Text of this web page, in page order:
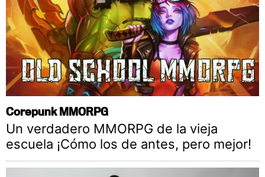
Corepunk MMORPG
Un verdadero MMORPG de la vieja
escuela ¡Cómo los de antes, pero mejor!